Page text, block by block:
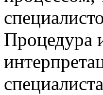
Процедура